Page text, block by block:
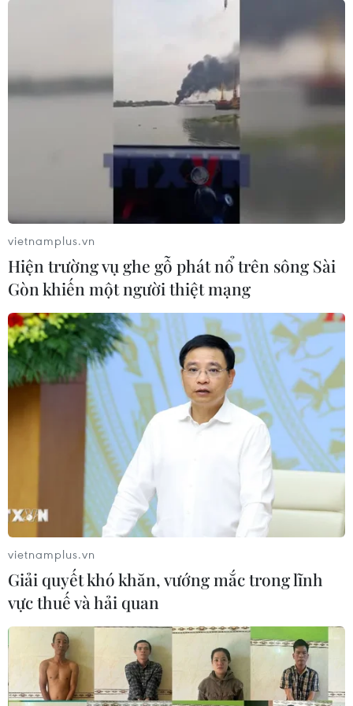
TIN CÙNG CHUYÊN MỤC
Trung Quốc nâng mức ứng phó khẩn
cấp với bão Dolphin
08/08/2026 07:10
vietnamplus.vn
Hiện trường vụ ghe gỗ phát nổ trên sông Sài
Gòn khiến một người thiệt mạng
vietnamplus.vn
Giải quyết khó khăn, vướng mắc trong lĩnh
vực thuế và hải quan